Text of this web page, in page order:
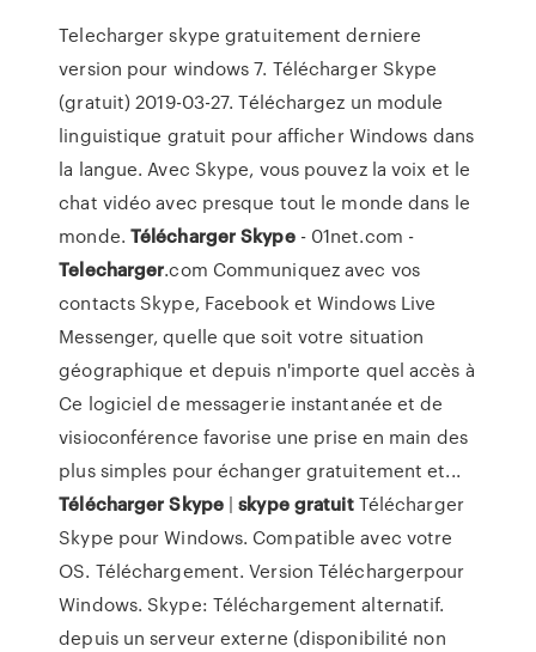
Telecharger skype gratuitement derniere
version pour windows 7. Télécharger Skype
(gratuit) 2019-03-27. Téléchargez un module
linguistique gratuit pour afficher Windows dans
la langue. Avec Skype, vous pouvez la voix et le
chat vidéo avec presque tout le monde dans le
monde. TéléchargerSkype- 01net.com -
Telecharger.com Communiquez avec vos
contacts Skype, Facebook et Windows Live
Messenger, quelle que soit votre situation
géographique et depuis n'importe quel accès à
Ce logiciel de messagerie instantanée et de
visioconférence favorise une prise en main des
plus simples pour échanger gratuitement et...
Télécharger Skype|skype gratuitTélécharger
Skype pour Windows. Compatible avec votre
OS. Téléchargement. Version Téléchargerpour
Windows. Skype: Téléchargement alternatif.
depuis un serveur externe (disponibilité non